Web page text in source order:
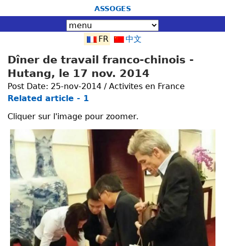
Jump to navigation
ASSOGES
FR 中文
Dîner de travail franco-chinois -
Hutang, le 17 nov. 2014
Post Date: 25-nov-2014 / Activites en France
Related article - 1
Cliquer sur l'image pour zoomer.